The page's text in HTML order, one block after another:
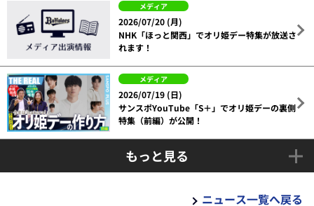
メディア
2026/07/20 (月)
NHK「ほっと関西」でオリ姫デー特集が放送さ
れます！
メディア
2026/07/19 (日)
サンスポYouTube「S＋」でオリ姫デーの裏側
特集（前編）が公開！
もっと見る
ニュース一覧へ戻る